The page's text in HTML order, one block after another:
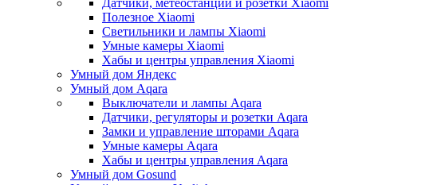
Датчики, метеостанции и розетки Xiaomi
Полезное Xiaomi
Светильники и лампы Xiaomi
Умные камеры Xiaomi
Хабы и центры управления Xiaomi
Умный дом Яндекс
Умный дом Aqara
Выключатели и лампы Aqara
Датчики, регуляторы и розетки Aqara
Замки и управление шторами Aqara
Умные камеры Aqara
Хабы и центры управления Aqara
Умный дом Gosund